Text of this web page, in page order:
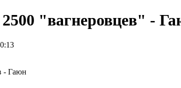
"вагнеровцев" -